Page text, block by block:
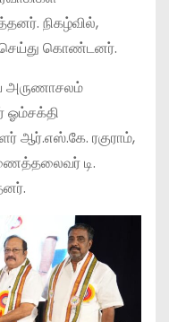
நிகழ்வில்,
செய்து கொண்டனர்.
அருணாசலம்
ஓம்சக்தி
ஆர்.எஸ்.கே. ரகுராம்,
டி.